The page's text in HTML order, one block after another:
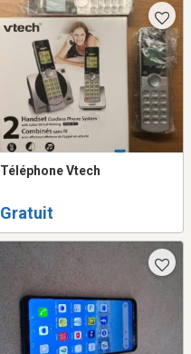
Téléphone Vtech
Gratuit